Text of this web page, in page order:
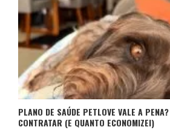
PLANO DE SAÚDE PETLOVE VALE A
CONTRATAR (E QUANTO ECONOMIZEI)